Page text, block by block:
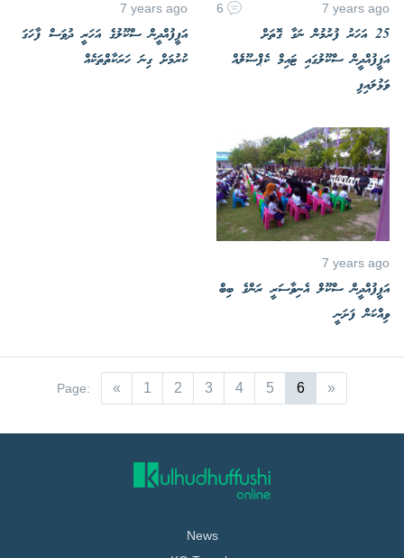
7 years ago
6
25 އަހަރު ފުރުމުން ނަގާ ގޮތަށް
އަފީފުއްދީން ސްކޫލުގައި ޓައިމް ކެޕްސޫލެއް
ވަޅުލައިފި
7 years ago
އަފީފުއްދީން ސްކޫލުގެ އަހަރީ ދުވަސް ފާހަގަ
ކުރުމަށް ގިނަ ހަރަކާތްތަކެއް
7 years ago
އަފީފުއްދީން ސްކޫލް އެނިވާސަރީ ރަންގެ ބިބް
ވިއްކަން ފަށަނީ
Page: « 1 2 3 4 5 6 »
News